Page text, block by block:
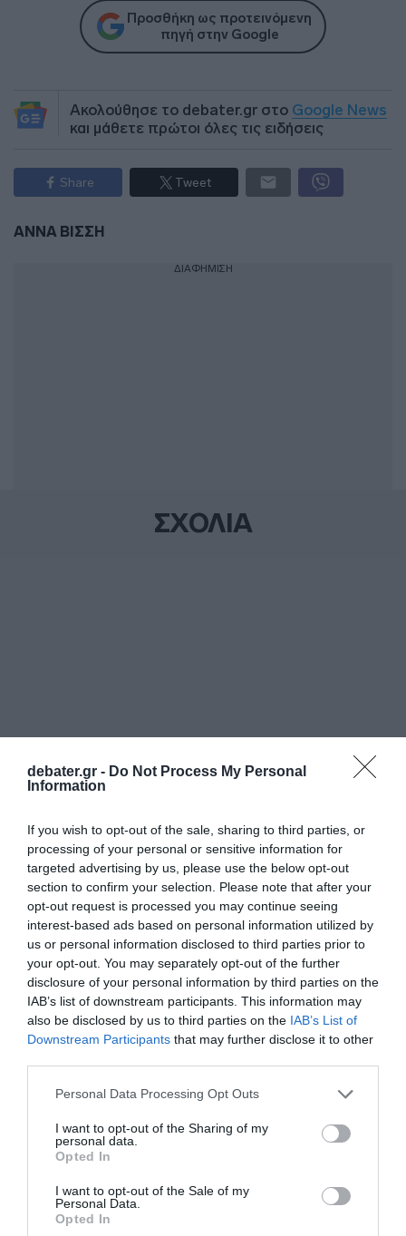
debater.gr - Do Not Process My Personal
Information
If you wish to opt-out of the sale, sharing to third parties, or
processing of your personal or sensitive information for
targeted advertising by us, please use the below opt-out
section to confirm your selection. Please note that after your
opt-out request is processed you may continue seeing
interest-based ads based on personal information utilized by
us or personal information disclosed to third parties prior to
your opt-out. You may separately opt-out of the further
disclosure of your personal information by third parties on the
IAB’s list of downstream participants. This information may
also be disclosed by us to third parties on the IAB’s List of
Downstream Participants that may further disclose it to other
Please note that this website/app uses one or more Google
not limited to your visit or usage behaviour. You may click to
grant or deny consent to Google and its third-party tags to
use your data for below specified purposes in below Google
consent section.
Personal Data Processing Opt Outs
I want to opt-out of the Sharing of my
personal data.
Opted In
I want to opt-out of the Sale of my
Personal Data.
Opted In
Προσθήκη ως προτεινόμενη
πηγή στην Google
Ακολούθησε το debater.gr στο Google News
και μάθετε πρώτοι όλες τις ειδήσεις
Share Tweet
ΑΝΝΑ ΒΙΣΣΗ
ΔΙΑΦΗΜΙΣΗ
ΣΧΟΛΙΑ